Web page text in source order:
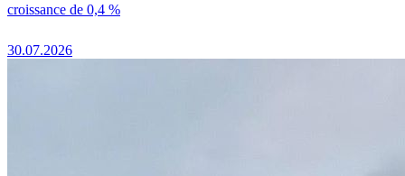
croissance de 0,4 %
30.07.2026